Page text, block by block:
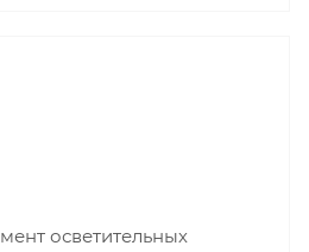
осветительных